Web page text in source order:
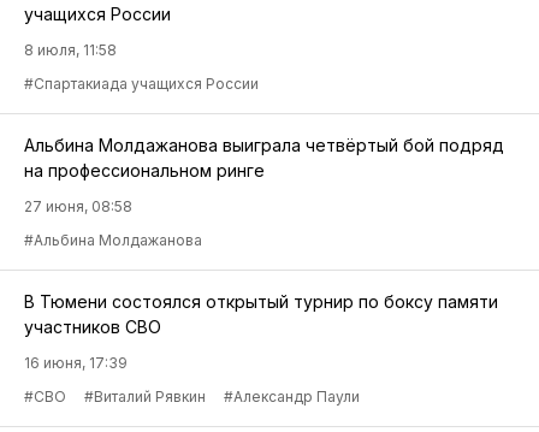
учащихся России
8 июля, 11:58
#Спартакиада учащихся России
Альбина Молдажанова выиграла четвёртый бой подряд
на профессиональном ринге
27 июня, 08:58
#Альбина Молдажанова
В Тюмени состоялся открытый турнир по боксу памяти
участников СВО
16 июня, 17:39
#СВО
#Виталий Рявкин #Александр Паули